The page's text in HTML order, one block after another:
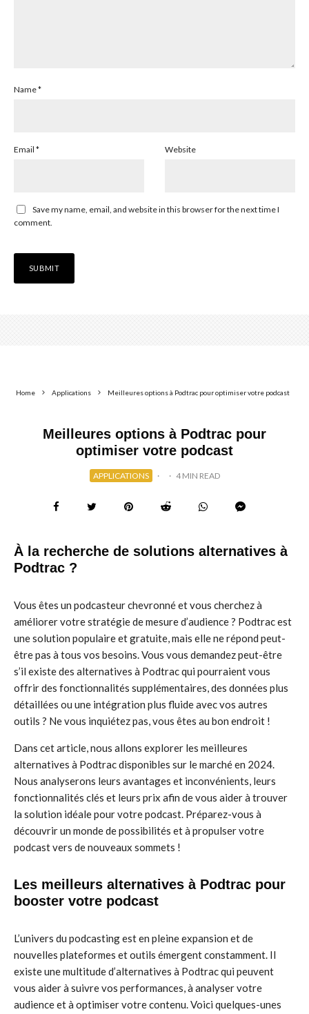
Name*
Email * Website
Save my name, email, and website in this browser for the next time I
comment.
Home Applications Meilleures options à Podtrac pour optimiser votre podcast
Meilleures options à Podtrac pour
optimiser votre podcast
APPLICATIONS · · 4 MIN READ
À la recherche de solutions alternatives à
Podtrac ?
Vous êtes un podcasteur chevronné et vous cherchez à
améliorer votre stratégie de mesure d’audience ? Podtrac est
une solution populaire et gratuite, mais elle ne répond peut-
être pas à tous vos besoins. Vous vous demandez peut-être
s’il existe des alternatives à Podtrac qui pourraient vous
offrir des fonctionnalités supplémentaires, des données plus
détaillées ou une intégration plus fluide avec vos autres
outils ? Ne vous inquiétez pas, vous êtes au bon endroit !
Dans cet article, nous allons explorer les meilleures
alternatives à Podtrac disponibles sur le marché en 2024.
Nous analyserons leurs avantages et inconvénients, leurs
fonctionnalités clés et leurs prix afin de vous aider à trouver
la solution idéale pour votre podcast. Préparez-vous à
découvrir un monde de possibilités et à propulser votre
podcast vers de nouveaux sommets !
Les meilleurs alternatives à Podtrac pour
booster votre podcast
L’univers du podcasting est en pleine expansion et de
nouvelles plateformes et outils émergent constamment. Il
existe une multitude d’alternatives à Podtrac qui peuvent
vous aider à suivre vos performances, à analyser votre
audience et à optimiser votre contenu. Voici quelques-unes